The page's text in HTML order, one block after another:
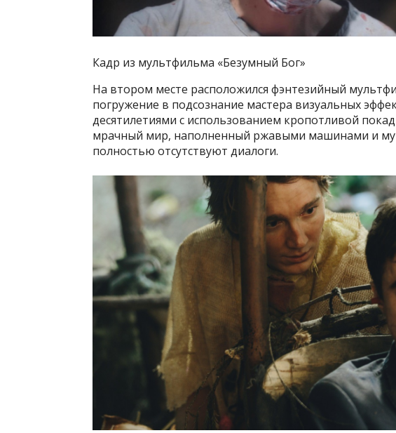
Кадр из мультфильма «Безумный Бог»
На втором месте расположился фэнтезийный
погружение в подсознание мастера визуальных
десятилетиями с использованием кропотливой
мрачный мир, наполненный ржавыми машинами и
полностью отсутствуют диалоги.